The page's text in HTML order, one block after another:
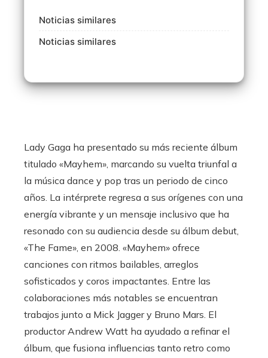
Noticias similares
Noticias similares
​Lady Gaga ha presentado su más reciente álbum
titulado «Mayhem», marcando su vuelta triunfal a
la música dance y pop tras un periodo de cinco
años. La intérprete regresa a sus orígenes con una
energía vibrante y un mensaje inclusivo que ha
resonado con su audiencia desde su álbum debut,
«The Fame», en 2008. «Mayhem» ofrece
canciones con ritmos bailables, arreglos
sofisticados y coros impactantes. Entre las
colaboraciones más notables se encuentran
trabajos junto a Mick Jagger y Bruno Mars. El
productor Andrew Watt ha ayudado a refinar el
álbum, que fusiona influencias tanto retro como